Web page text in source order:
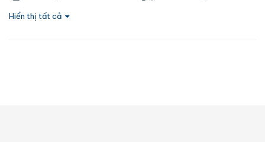
Ổ cắm gần giường
Hiển thị tất cả